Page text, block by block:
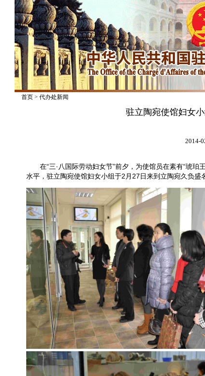
首页> 代办处新闻
驻立陶宛使馆妇女
2014-
在“三·八国际劳动妇女节”前夕，为使馆员在素有“琥珀
水平，驻立陶宛使馆妇女小组于2月27日来到立陶宛久负盛